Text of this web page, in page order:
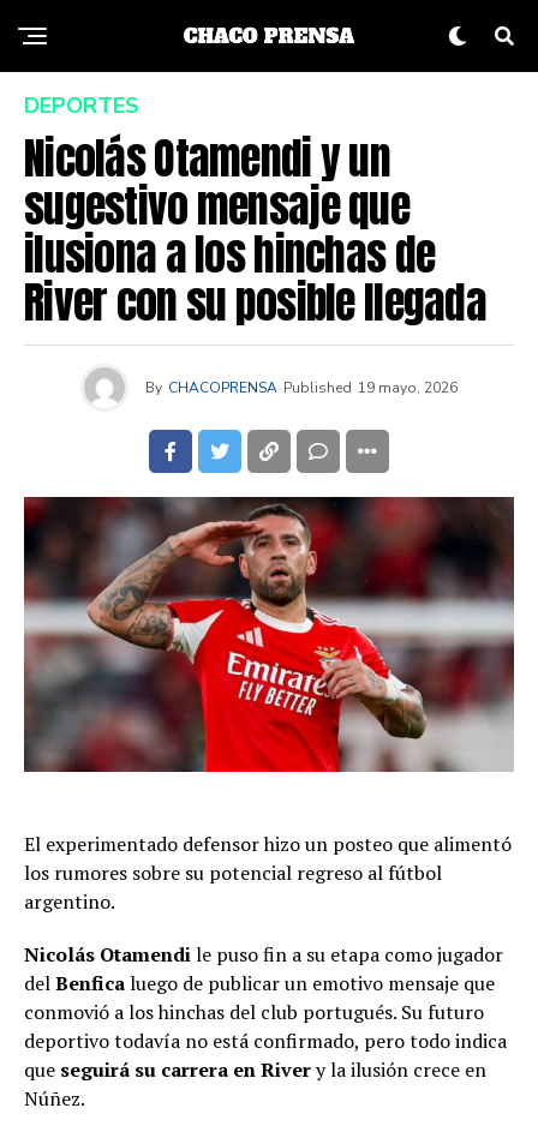
DEPORTES
Nicolás Otamendi y un
sugestivo mensaje que
ilusiona a los hinchas de
River con su posible llegada
By CHACOPRENSA Published 19 mayo, 2026
El experimentado defensor hizo un posteo que alimentó
los rumores sobre su potencial regreso al fútbol
argentino.
Nicolás Otamendile puso fin a su etapa como jugador
delBenficaluego de publicar un emotivo mensaje que
conmovió a los hinchas del club portugués. Su futuro
deportivo todavía no está confirmado, pero todo indica
que seguirá su carrera en Rivery la ilusión crece en
Núñez.